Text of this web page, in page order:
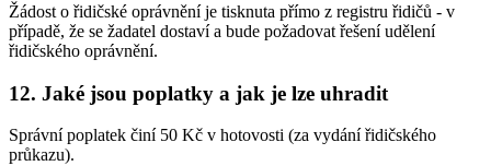
Žádost o řidičské oprávnění je tisknuta přímo z registru řidičů - v
případě, že se žadatel dostaví a bude požadovat řešení udělení
řidičského oprávnění.
12. Jaké jsou poplatky a jak je lze uhradit
Správní poplatek činí 50 Kč v hotovosti (za vydání řidičského
průkazu).